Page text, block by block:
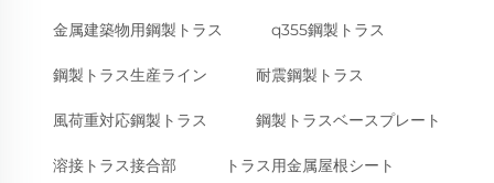
金属建築物用鋼製トラス q355鋼製トラス
鋼製トラス生産ライン 耐震鋼製トラス
風荷重対応鋼製トラス 鋼製トラスベースプレート
溶接トラス接合部 トラス用金属屋根シート